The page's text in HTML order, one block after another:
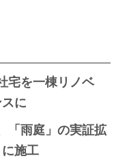
宅を一棟リノベ
に
「雨庭」の実証拡
施工